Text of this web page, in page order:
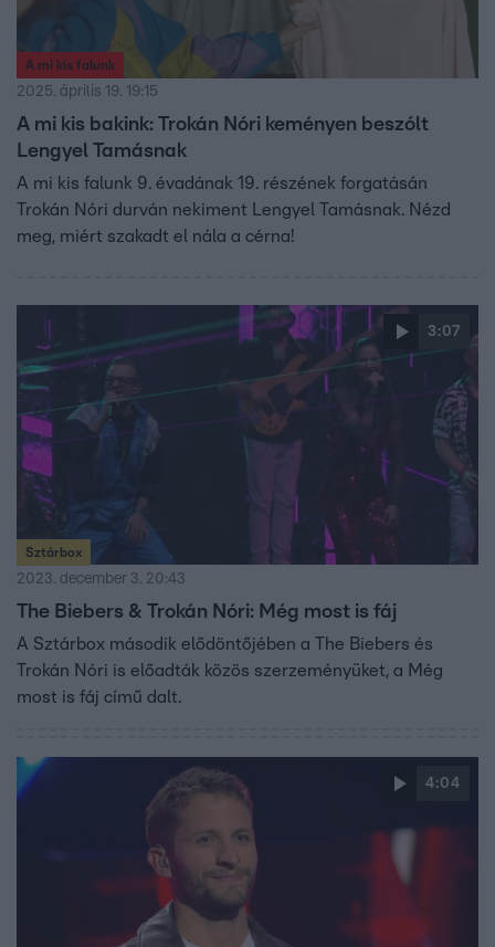
A mi kis falunk
2025. április 19. 19:15
A mi kis bakink: Trokán Nóri keményen beszólt
Lengyel Tamásnak
A mi kis falunk 9. évadának 19. részének forgatásán
Trokán Nóri durván nekiment Lengyel Tamásnak. Nézd
meg, miért szakadt el nála a cérna!
3:07
Sztárbox
2023. december 3. 20:43
The Biebers & Trokán Nóri: Még most is fáj
A Sztárbox második elődöntőjében a The Biebers és
Trokán Nóri is előadták közös szerzeményüket, a Még
most is fáj című dalt.
4:04